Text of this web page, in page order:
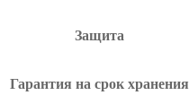
Защита
Гарантия на срок хранения